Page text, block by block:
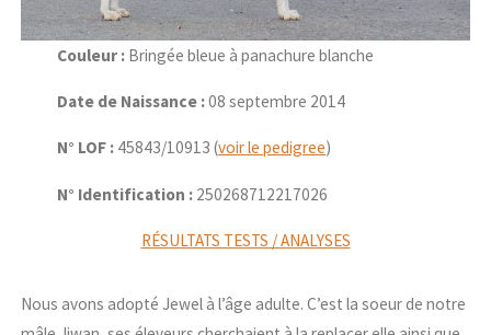
Couleur : Bringée bleue à panachure blanche
Date de Naissance :08 septembre 2014
N° LOF : 45843/10913 (voir le pedigree)
N° Identification : 250268712217026
RÉSULTATS TESTS / ANALYSES
Nous avons adopté Jewel à l’âge adulte. C’est la soeur de notre